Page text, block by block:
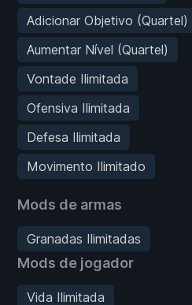
Adicionar Objetivo (Quartel)
Aumentar Nível (Quartel)
Vontade Ilimitada
Ofensiva Ilimitada
Defesa Ilimitada
Movimento Ilimitado
Mods de armas
Granadas Ilimitadas
Mods de jogador
Vida Ilimitada